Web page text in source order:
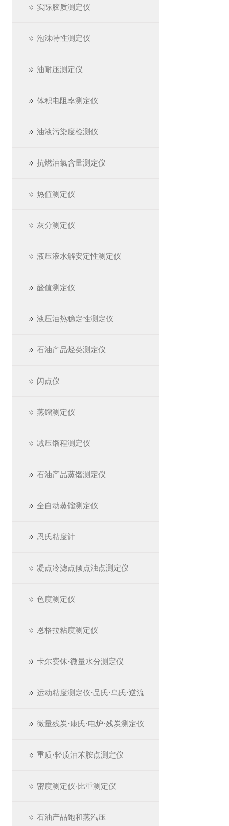
实际胶质测定仪
泡沫特性测定仪
油耐压测定仪
体积电阻率测定仪
油液污染度检测仪
抗燃油氯含量测定仪
热值测定仪
灰分测定仪
液压液水解安定性测定仪
酸值测定仪
液压油热稳定性测定仪
石油产品烃类测定仪
闪点仪
蒸馏测定仪
减压馏程测定仪
石油产品蒸馏测定仪
全自动蒸馏测定仪
恩氏粘度计
凝点冷滤点倾点浊点测定仪
色度测定仪
恩格拉粘度测定仪
卡尔费休·微量水分测定仪
运动粘度测定仪·品氏·乌氏·逆流
微量残炭·康氏·电炉·残炭测定仪
重质·轻质油苯胺点测定仪
密度测定仪·比重测定仪
石油产品饱和蒸汽压